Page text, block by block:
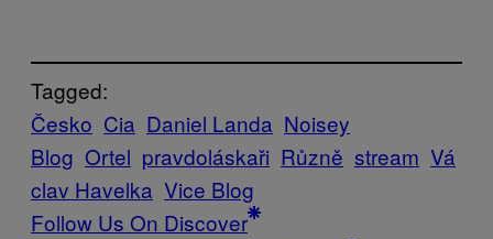
Tagged:
Česko Cia Daniel Landa Noisey
Blog Ortel pravdoláskaři Různě stream Vá
clav Havelka Vice Blog
Follow Us On Discover